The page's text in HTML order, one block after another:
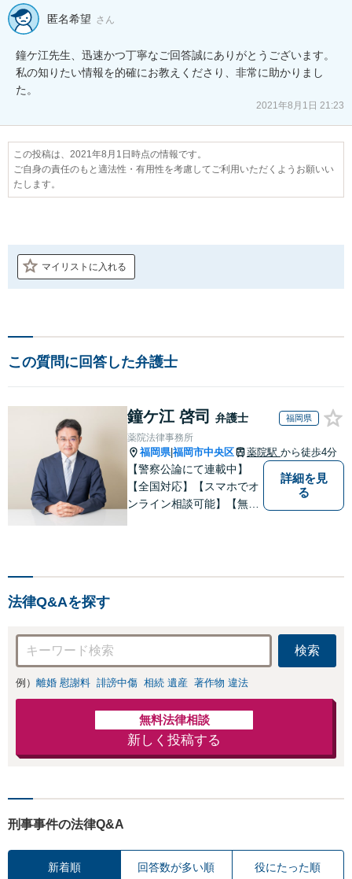
匿名希望 さん
鐘ケ江先生、迅速かつ丁寧なご回答誠にありがとうございます。
私の知りたい情報を的確にお教えくださり、非常に助かりまし
た。
2021年8月1日 21:23
この投稿は、2021年8月1日時点の情報です。
ご自身の責任のもと適法性・有用性を考慮してご利用いただくようお願いい
たします。
マイリストに入れる
この質問に回答した弁護士
鐘ケ江 啓司 弁護士 福岡県
薬院法律事務所
福岡県|福岡市中央区 薬院駅 から徒歩4分
【警察公論にて連載中】
【全国対応】【スマホでオ
ンライン相談可能】【無罪
詳細を見
る
法律Q&Aを探す
検索
例） 離婚 慰謝料 誹謗中傷 相続 遺産 著作物 違法
無料法律相談
新しく投稿する
刑事事件の法律Q&A
新着順 回答数が多い順 役にたった順